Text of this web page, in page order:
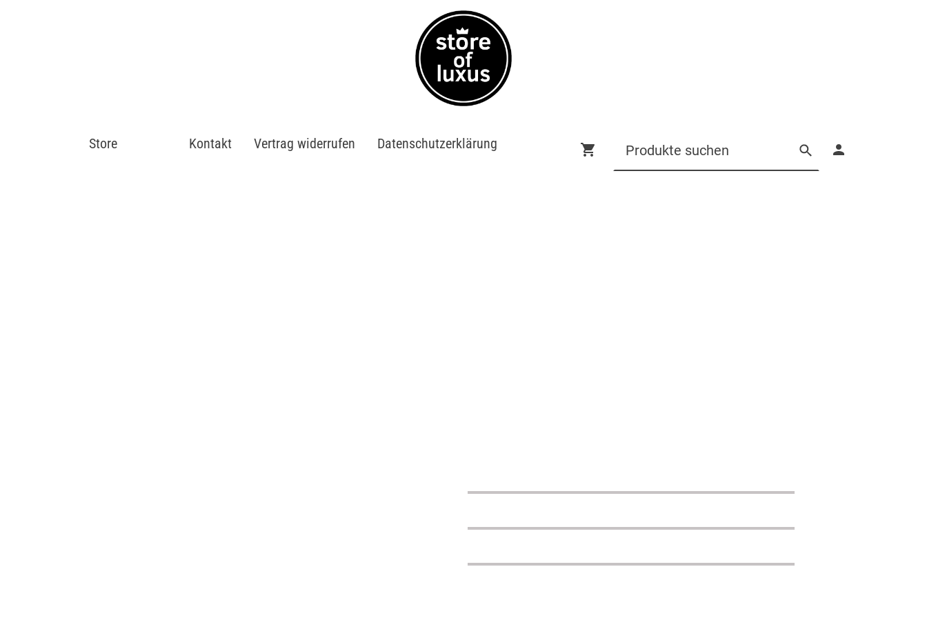
Store Kontakt Vertrag widerrufen Datenschutzerklärung